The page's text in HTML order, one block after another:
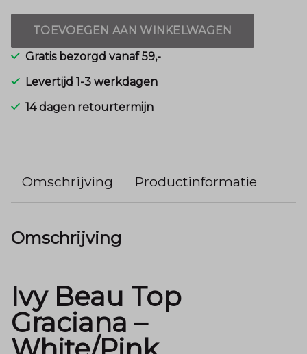
TOEVOEGEN AAN WINKELWAGEN
Gratis bezorgd vanaf 59,-
Levertijd 1-3 werkdagen
14 dagen retourtermijn
Omschrijving Productinformatie
Omschrijving
Ivy Beau Top
Graciana –